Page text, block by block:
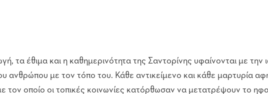
τα έθιμα και η καθημερινότητα της Σαντορίνης υφαίνονται με την
με τον τόπο του. Κάθε αντικείμενο και κάθε μαρτυρία
τον οποίο οι τοπικές κοινωνίες κατόρθωσαν να μετατρέψουν το